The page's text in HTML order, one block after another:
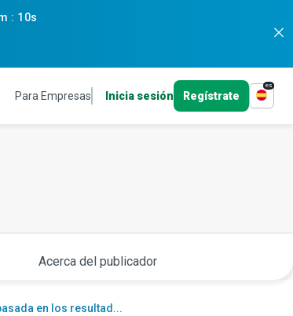
: 09s
Para Empresas Inicia sesión Regístrate
es
Acerca del publicador
en los resultad...